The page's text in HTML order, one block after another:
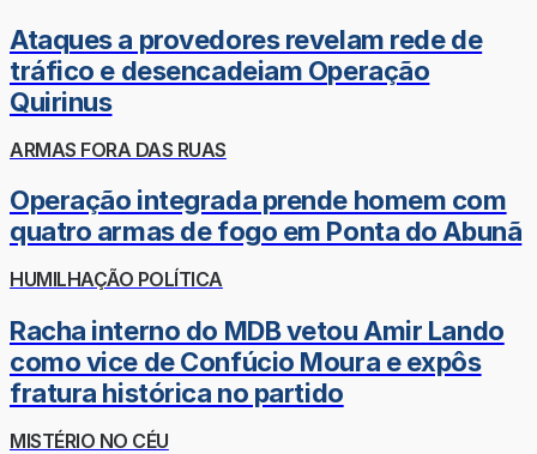
Ataques a provedores revelam rede de
tráfico e desencadeiam Operação
Quirinus
ARMAS FORA DAS RUAS
Operação integrada prende homem com
quatro armas de fogo em Ponta do Abunã
HUMILHAÇÃO POLÍTICA
Racha interno do MDB vetou Amir Lando
como vice de Confúcio Moura e expôs
fratura histórica no partido
MISTÉRIO NO CÉU